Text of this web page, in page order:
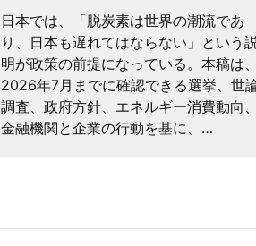
日本では、「脱炭素は世界の潮流であ
り、日本も遅れてはならない」という説
明が政策の前提になっている。本稿は、
2026年7月までに確認できる選挙、世
調査、政府方針、エネルギー消費動向、
金融機関と企業の行動を基に、…